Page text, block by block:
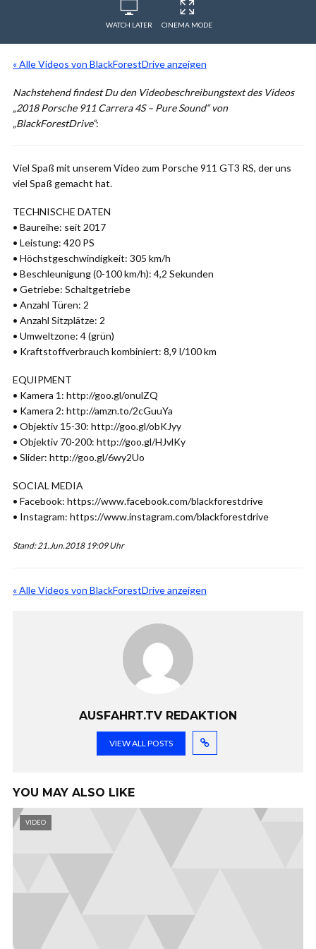
WATCH LATER CINEMA MODE
« Alle Videos von BlackForestDrive anzeigen
Nachstehend findest Du den Videobeschreibungstext des Videos
„2018 Porsche 911 Carrera 4S – Pure Sound“ von
„BlackForestDrive“:
Viel Spaß mit unserem Video zum Porsche 911 GT3 RS, der uns
viel Spaß gemacht hat.
TECHNISCHE DATEN
• Baureihe: seit 2017
• Leistung: 420 PS
• Höchstgeschwindigkeit: 305 km/h
• Beschleunigung (0-100 km/h): 4,2 Sekunden
• Getriebe: Schaltgetriebe
• Anzahl Türen: 2
• Anzahl Sitzplätze: 2
• Umweltzone: 4 (grün)
• Kraftstoffverbrauch kombiniert: 8,9 l/100 km
EQUIPMENT
• Kamera 1: http://goo.gl/onulZQ
• Kamera 2: http://amzn.to/2cGuuYa
• Objektiv 15-30: http://goo.gl/obKJyy
• Objektiv 70-200: http://goo.gl/HJvlKy
• Slider: http://goo.gl/6wy2Uo
SOCIAL MEDIA
• Facebook: https://www.facebook.com/blackforestdrive
• Instagram: https://www.instagram.com/blackforestdrive
Stand: 21.Jun.2018 19:09 Uhr
« Alle Videos von BlackForestDrive anzeigen
AUSFAHRT.TV REDAKTION
VIEW ALL POSTS
YOU MAY ALSO LIKE
VIDEO